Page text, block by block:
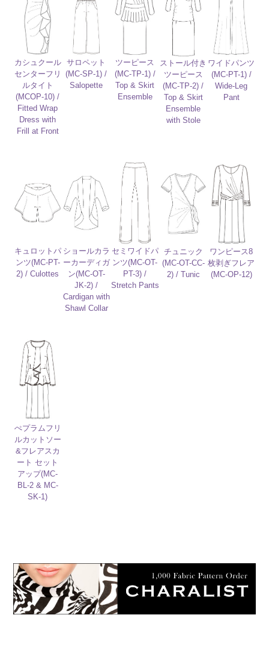
カシュクール
センターフリ
ルタイト
(MCOP-10) /
Fitted Wrap
Dress with
Frill at Front
サロペット
(MC-SP-1) /
Salopette
ツーピース
(MC-TP-1) /
Top & Skirt
Ensemble
ストール付き
ツーピース
(MC-TP-2) /
Top & Skirt
Ensemble
with Stole
ワイドパンツ
(MC-PT-1) /
Wide-Leg
Pant
キュロットパ
ンツ(MC-PT-
2) / Culottes
ショールカラ
ーカーディガ
ン(MC-OT-
JK-2) /
Cardigan with
Shawl Collar
セミワイドパ
ンツ(MC-OT-
PT-3) /
Stretch Pants
チュニック
(MC-OT-CC-
2) / Tunic
ワンピース8
枚剥ぎフレア
(MC-OP-12)
ぺプラムフリ
ルカットソー
&フレアスカ
ート セット
アップ(MC-
BL-2 & MC-
SK-1)